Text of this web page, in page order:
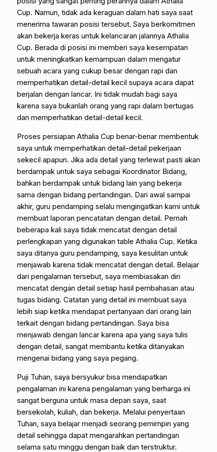
Cup. Namun, tidak ada keraguan dalam hati saya saat
menerima tawaran posisi tersebut. Saya berkomitmen
akan bekerja keras untuk kelancaran jalannya Athalia
Cup. Berada di posisi ini memberi saya kesempatan
untuk meningkatkan kemampuan dalam mengatur
sebuah acara yang cukup besar dengan rapi dan
memperhatikan detail-detail kecil supaya acara dapat
berjalan dengan lancar. Ini tidak mudah bagi saya
karena saya bukanlah orang yang rapi dalam bertugas
dan memperhatikan detail-detail kecil.
Proses persiapan Athalia Cup benar-benar membentuk
saya untuk memperhatikan detail-detail pekerjaan
sekecil apapun. Jika ada detail yang terlewat pasti akan
berdampak untuk saya sebagai Koordinator Bidang,
bahkan berdampak untuk bidang lain yang bekerja
sama dengan bidang pertandingan. Dari awal sampai
akhir, guru pendamping selalu mengingatkan kami untuk
membuat laporan pencatatan dengan detail. Pernah
beberapa kali saya tidak mencatat dengan detail
perlengkapan yang digunakan table Athalia Cup. Ketika
saya ditanya guru pendamping, saya kesulitan untuk
menjawab karena tidak mencatat dengan detail. Belajar
dari pengalaman tersebut, saya membiasakan diri
mencatat dengan detail setiap hasil pembahasan atau
tugas bidang. Catatan yang detail ini membuat saya
lebih siap ketika mendapat pertanyaan dari orang lain
terkait dengan bidang pertandingan. Saya bisa
menjawab dengan lancar karena apa yang saya tulis
dengan detail, sangat membantu ketika ditanyakan
mengenai bidang yang saya pegang.
Puji Tuhan, saya bersyukur bisa mendapatkan
pengalaman ini karena pengalaman yang berharga ini
sangat berguna untuk masa depan saya, saat
bersekolah, kuliah, dan bekerja. Melalui penyertaan
Tuhan, saya belajar menjadi seorang pemimpin yang
detail sehingga dapat mengarahkan pertandingan
selama satu minggu dengan baik dan terstruktur.